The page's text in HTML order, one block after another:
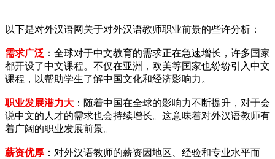
以下是对外汉语网关于对外汉语教师职业前景的些许分析：
需求广泛 ：全球对于中文教育的需求正在急速增长，许多国家
都开设了中文课程。不仅在亚洲，欧美等国家也纷纷引入中文
课程，以帮助学生了解中国文化和经济影响力。
职业发展潜力大 ：随着中国在全球的影响力不断提升，对于会
说中文的人才的需求也会持续增长。这意味着对外汉语教师有
着广阔的职业发展前景。
薪资优厚 ：对外汉语教师的薪资因地区、经验和专业水平而